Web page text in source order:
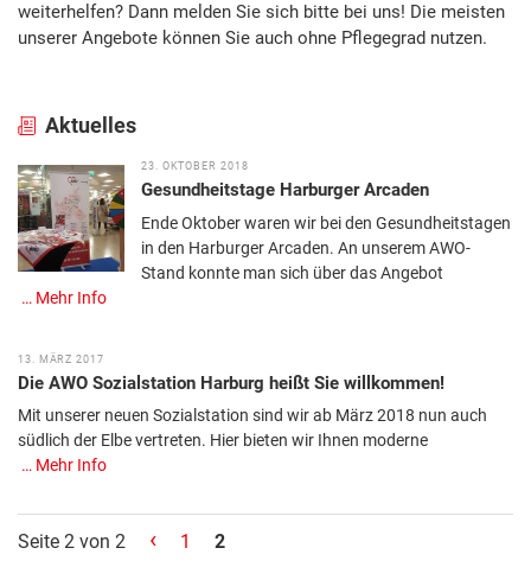
weiterhelfen? Dann melden Sie sich bitte bei uns! Die meisten
unserer Angebote können Sie auch ohne Pflegegrad nutzen.
Aktuelles
23. OKTOBER 2018
Gesundheitstage Harburger Arcaden
Ende Oktober waren wir bei den Gesundheitstagen
in den Harburger Arcaden. An unserem AWO-
Stand konnte man sich über das Angebot
… Mehr Info
13. MÄRZ 2017
Die AWO Sozialstation Harburg heißt Sie willkommen!
Mit unserer neuen Sozialstation sind wir ab März 2018 nun auch
südlich der Elbe vertreten. Hier bieten wir Ihnen moderne
… Mehr Info
Seite 2 von 2 ‹ 1 2